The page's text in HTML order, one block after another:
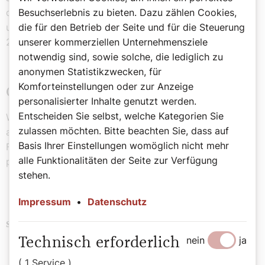
dies, um einen vergänglichen, wir aber, um einen
unvergänglichen Siegeskranz zu gewinnen“ (1 Kor 9,24–
25).
Olympische Spiele bringen Frieden
Wir schließen uns den Wünschen von Papst Franziskus
an: „Die Olympischen Spiele bringen von Natur aus
Frieden und keinen Krieg.“ Das hoffen wir trotz aller
politischen Widrigkeiten.
Schlagwörter Gesundheit Politik
Besuchserlebnis zu bieten. Dazu zählen Cookies,
die für den Betrieb der Seite und für die Steuerung
unserer kommerziellen Unternehmensziele
notwendig sind, sowie solche, die lediglich zu
anonymen Statistikzwecken, für
Komforteinstellungen oder zur Anzeige
personalisierter Inhalte genutzt werden.
Entscheiden Sie selbst, welche Kategorien Sie
zulassen möchten. Bitte beachten Sie, dass auf
Basis Ihrer Einstellungen womöglich nicht mehr
alle Funktionalitäten der Seite zur Verfügung
stehen.
Impressum • Datenschutz
Technisch erforderlich nein ja